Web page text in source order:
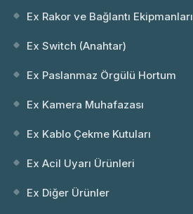
Ex Rakor ve Bağlantı Ekipmanları
Ex Switch (Anahtar)
Ex Paslanmaz Örgülü Hortum
Ex Kamera Muhafazası
Ex Kablo Çekme Kutuları
Ex Acil Uyarı Ürünleri
Ex Diğer Ürünler